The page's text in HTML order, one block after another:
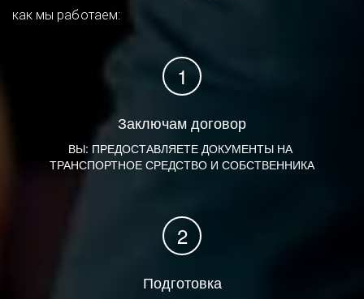
как мы работаем:
Заключам договор
ВЫ: ПРЕДОСТАВЛЯЕТЕ ДОКУМЕНТЫ НА
ТРАНСПОРТНОЕ СРЕДСТВО И СОБСТВЕННИКА
Подготовка